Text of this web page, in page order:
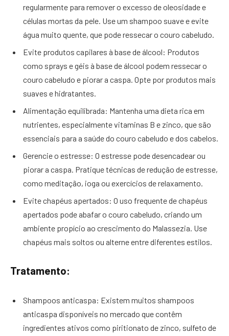
regularmente para remover o excesso de oleosidade e
células mortas da pele. Use um shampoo suave e evite
água muito quente, que pode ressecar o couro cabeludo.
Evite produtos capilares à base de álcool: Produtos
como sprays e géis à base de álcool podem ressecar o
couro cabeludo e piorar a caspa. Opte por produtos mais
suaves e hidratantes.
Alimentação equilibrada: Mantenha uma dieta rica em
nutrientes, especialmente vitaminas B e zinco, que são
essenciais para a saúde do couro cabeludo e dos cabelos.
Gerencie o estresse: O estresse pode desencadear ou
piorar a caspa. Pratique técnicas de redução de estresse,
como meditação, ioga ou exercícios de relaxamento.
Evite chapéus apertados: O uso frequente de chapéus
apertados pode abafar o couro cabeludo, criando um
ambiente propício ao crescimento do Malassezia. Use
chapéus mais soltos ou alterne entre diferentes estilos.
Tratamento:
Shampoos anticaspa: Existem muitos shampoos
anticaspa disponíveis no mercado que contêm
ingredientes ativos como piritionato de zinco, sulfeto de